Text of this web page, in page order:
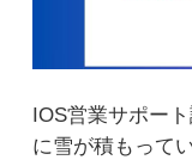
IOS営業サポー
に雪が積もって